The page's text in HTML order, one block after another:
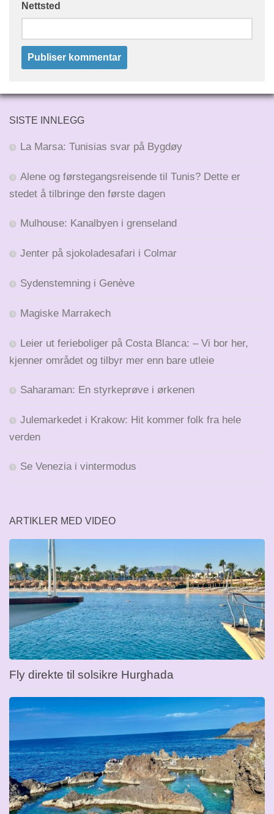
Nettsted
SISTE INNLEGG
La Marsa: Tunisias svar på Bygdøy
Alene og førstegangsreisende til Tunis? Dette er
stedet å tilbringe den første dagen
Mulhouse: Kanalbyen i grenseland
Jenter på sjokoladesafari i Colmar
Sydenstemning i Genève
Magiske Marrakech
Leier ut ferieboliger på Costa Blanca: – Vi bor her,
kjenner området og tilbyr mer enn bare utleie
Saharaman: En styrkeprøve i ørkenen
Julemarkedet i Krakow: Hit kommer folk fra hele
verden
Se Venezia i vintermodus
ARTIKLER MED VIDEO
Fly direkte til solsikre Hurghada